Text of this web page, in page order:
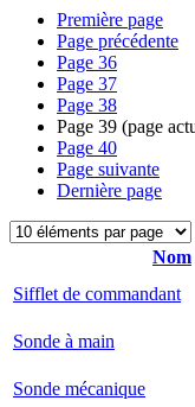
Première page
Page précédente
Page 36
Page 37
Page 38
Page 39 (page
Page 40
Page suivante
Dernière page
Nom
Sifflet de commandant
Sonde à main
Sonde mécanique